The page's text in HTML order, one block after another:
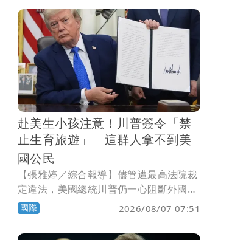
建議民眾吃狗肉湯對抗酷暑，不過一般人
恐怕吃不起。
赴美生小孩注意！川普簽令「禁
止生育旅遊」 這群人拿不到美
國公民
【張雅婷／綜合報導】儘管遭最高法院裁
定違法，美國總統川普仍一心阻斷外國人
赴美生「美國寶寶」的漏洞，今天連簽2
道行政命令禁止「生育旅遊」，同時擴大
不適用出生公民權的外國人範圍。
國際 2026/08/07 07:51